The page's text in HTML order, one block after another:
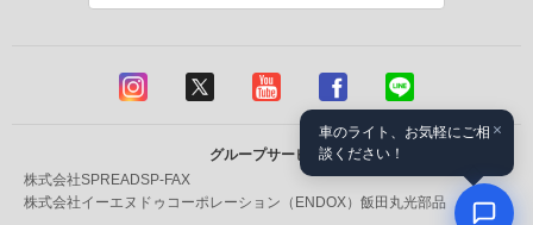
グループサービス
株式会社SPREADSP-FAX
株式会社イーエヌドゥコーポレーション（ENDOX） 飯田丸光部品
×
車のライト、お気軽にご相
談ください！